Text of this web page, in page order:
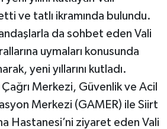
ve tatlı ikramında bulundu.
da sohbet eden Vali
uymaları konusunda
yeni yıllarını kutladı.
Merkezi, Güvenlik ve Acil
Merkezi (GAMER) ile Siirt
Hastanesi’ni ziyaret eden Vali